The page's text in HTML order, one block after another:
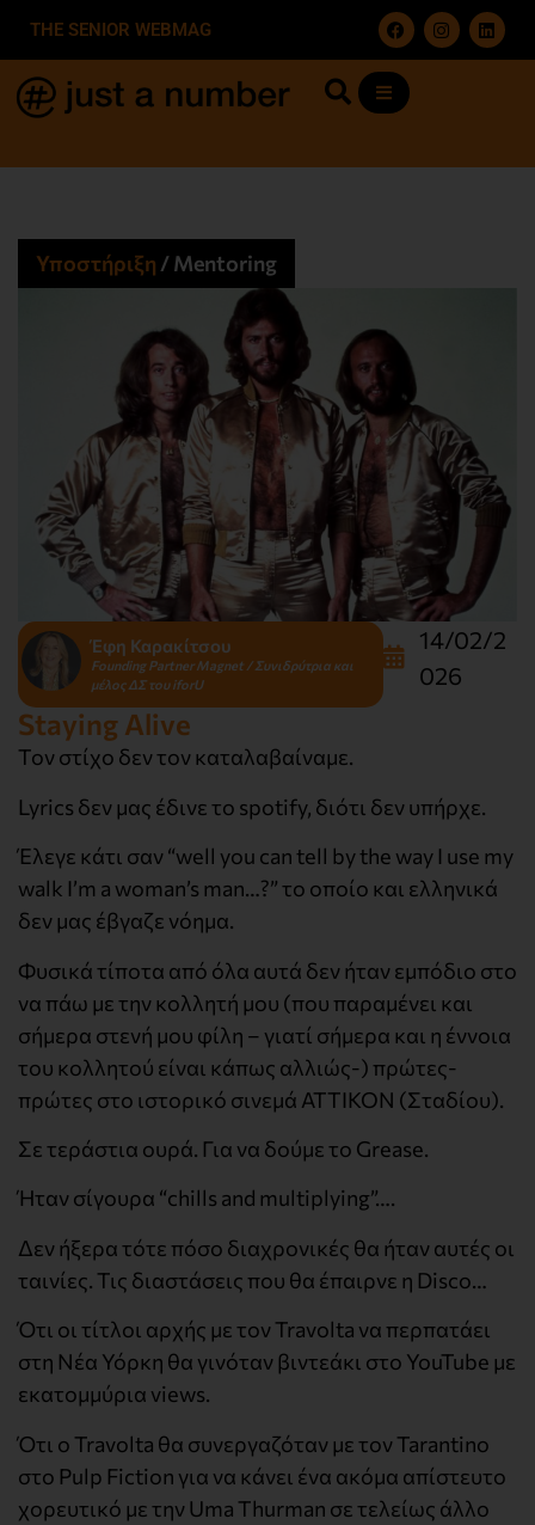
THE SENIOR WEBMAG
Υποστήριξη /Mentoring
Έφη Καρακίτσου
Founding Partner Magnet / Συνιδρύτρια και
μέλος ΔΣ του iforU
14/02/2
026
Staying Αlive
Τον στίχο δεν τον καταλαβαίναμε.
Lyrics δεν μας έδινε το spotify, διότι δεν υπήρχε.
Έλεγε κάτι σαν “well you can tell by the way I use my
walk I’m a woman’s man…?” το οποίο και ελληνικά
δεν μας έβγαζε νόημα.
Φυσικά τίποτα από όλα αυτά δεν ήταν εμπόδιο στο
να πάω με την κολλητή μου (που παραμένει και
σήμερα στενή μου φίλη – γιατί σήμερα και η έννοια
του κολλητού είναι κάπως αλλιώς-) πρώτες-
πρώτες στο ιστορικό σινεμά ΑΤΤΙΚΟΝ (Σταδίου).
Σε τεράστια ουρά. Για να δούμε το Grease.
Ήταν σίγουρα “chills and multiplying”….
Δεν ήξερα τότε πόσο διαχρονικές θα ήταν αυτές οι
ταινίες. Τις διαστάσεις που θα έπαιρνε η Disco…
Ότι οι τίτλοι αρχής με τον Travolta να περπατάει
στη Νέα Υόρκη θα γινόταν βιντεάκι στο YouTube με
εκατομμύρια views.
Ότι ο Travolta θα συνεργαζόταν με τον Tarantino
στο Pulp Fiction για να κάνει ένα ακόμα απίστευτο
χορευτικό με την Uma Thurman σε τελείως άλλο